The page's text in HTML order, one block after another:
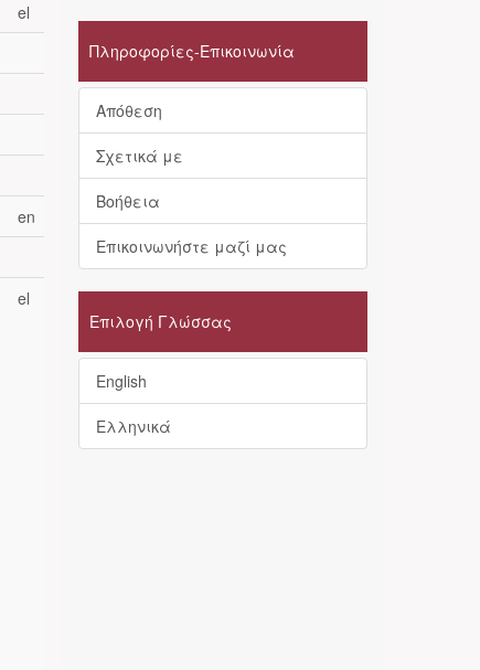
el
en
el
Πληροφορίες-Επικοινωνία
Απόθεση
Σχετικά με
Βοήθεια
Επικοινωνήστε μαζί μας
Επιλογή Γλώσσας
English
Ελληνικά